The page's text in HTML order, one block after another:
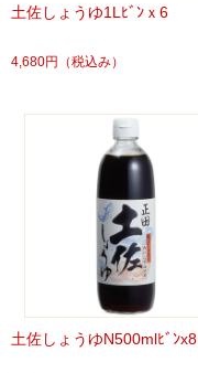
土佐しょうゆ1Lﾋﾞﾝｘ6
4,680円 （税込み）
土佐しょうゆN500mlﾋﾞﾝx8